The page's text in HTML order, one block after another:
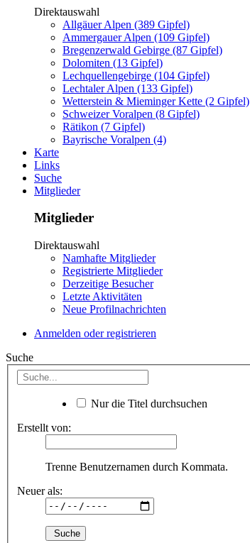
Direktauswahl
Allgäuer Alpen (389 Gipfel)
Ammergauer Alpen (109 Gipfel)
Bregenzerwald Gebirge (87 Gipfel)
Dolomiten (13 Gipfel)
Lechquellengebirge (104 Gipfel)
Lechtaler Alpen (133 Gipfel)
Wetterstein & Mieminger Kette (2 Gipfel)
Schweizer Voralpen (8 Gipfel)
Rätikon (7 Gipfel)
Bayrische Voralpen (4)
Karte
Links
Suche
Mitglieder
Mitglieder
Direktauswahl
Namhafte Mitglieder
Registrierte Mitglieder
Derzeitige Besucher
Letzte Aktivitäten
Neue Profilnachrichten
Anmelden oder registrieren
Suche
Nur die Titel durchsuchen
Erstellt von:
Trenne Benutzernamen durch Kommata.
Neuer als: